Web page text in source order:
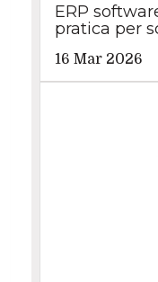
ERP
pratica per
16 Mar 2026